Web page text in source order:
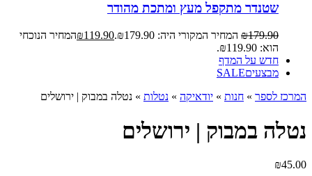
שטנדר מתקפל מעץ ומתכת מהודר
₪179.90 המחיר המקורי היה: ₪179.90. ₪119.90
המחיר הנוכחי
הוא: ₪119.90.
חדש על המדף
מבצעיםSALE
המרכז לספר » חנות » יודאיקה » נטלות » נטלה במבוק | ירושלים
נטלה במבוק | ירושלים
₪45.00